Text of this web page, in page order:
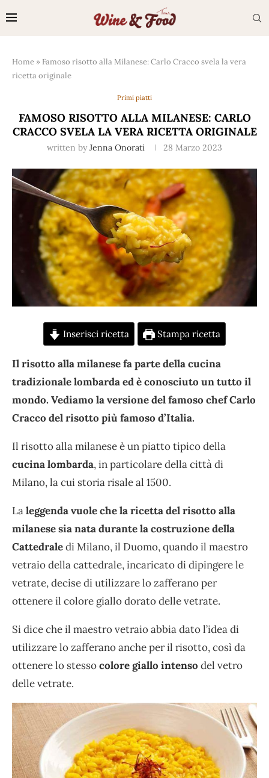
Home » Famoso risotto alla Milanese: Carlo Cracco svela la vera
ricetta originale
Primi piatti
FAMOSO RISOTTO ALLA MILANESE: CARLO
CRACCO SVELA LA VERA RICETTA ORIGINALE
written by Jenna Onorati 28 Marzo 2023
Inserisci ricetta Stampa ricetta
Il risotto alla milanese fa parte della cucina
tradizionale lombarda ed è conosciuto un tutto il
mondo. Vediamo la versione del famoso chef Carlo
Cracco del risotto più famoso d’Italia.
Il risotto alla milanese è un piatto tipico della
cucina lombarda, in particolare della città di
Milano, la cui storia risale al 1500.
Laleggenda vuole che la ricetta del risotto alla
milanesesia nata durante la costruzione della
Cattedraledi Milano, il Duomo, quando il maestro
vetraio della cattedrale, incaricato di dipingere le
vetrate, decise di utilizzare lo zafferano per
ottenere il colore giallo dorato delle vetrate.
Si dice che il maestro vetraio abbia dato l’idea di
utilizzare lo zafferano anche per il risotto, così da
ottenere lo stessocolore giallo intenso del vetro
delle vetrate.